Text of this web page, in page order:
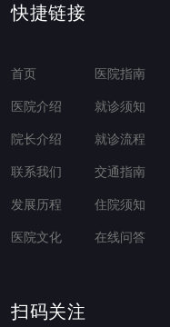
快捷链接
首页
医院介绍
院长介绍
联系我们
发展历程
医院文化
医院指南
就诊须知
就诊流程
交通指南
住院须知
在线问答
扫码关注